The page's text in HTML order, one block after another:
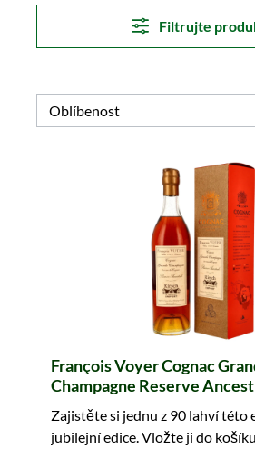
Filtrujte
François Voyer Cognac
Champagne Reserve
Zajistěte si jednu z 90 lahví této
jubilejní edice. Vložte ji do